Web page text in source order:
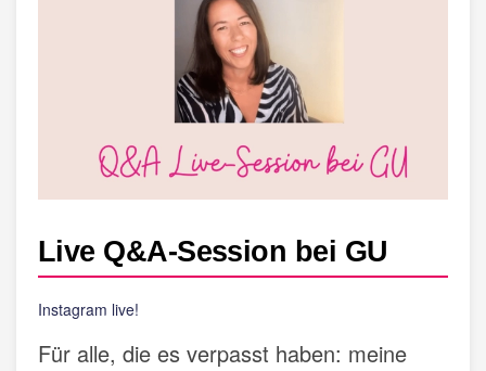
Live Q&A-Session bei GU
Instagram live!
Für alle, die es verpasst haben: meine